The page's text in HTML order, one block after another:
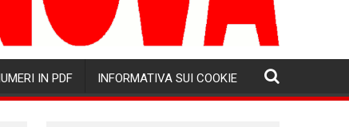
IN PDF INFORMATIVA SUI COOKIE